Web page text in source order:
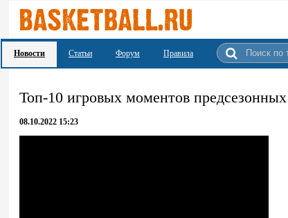
Новости Статьи Форум Правила
Топ-10 игровых моментов
08.10.2022 15:23